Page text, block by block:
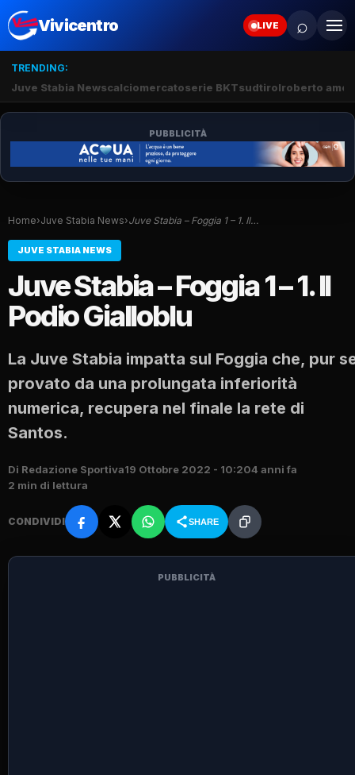
Vivicentro LIVE ⌕
TRENDING:
Juve Stabia Newscalciomercatoserie BKTsudtirolroberto
PUBBLICITÀ
Home›Juve Stabia News›Juve Stabia – Foggia 1 – 1. Il…
JUVE STABIA NEWS
Juve Stabia – Foggia 1 – 1. Il
Podio Gialloblu
La Juve Stabia impatta sul Foggia che, pur
provato da una prolungata inferiorità
numerica, recupera nel finale la rete di
Santos.
Di Redazione Sportiva19 Ottobre 2022 - 10:204 anni fa
2 min di lettura
CONDIVIDI SHARE
PUBBLICITÀ